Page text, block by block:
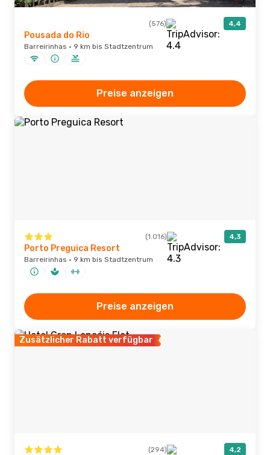
(576) 4,4
Pousada do Rio
Barreirinhas · 9 km bis Stadtzentrum
Preise anzeigen
(1.016) 4,3
Porto Preguica Resort
Barreirinhas · 9 km bis Stadtzentrum
Preise anzeigen
Zusätzlicher Rabatt verfügbar
(294) 4,2